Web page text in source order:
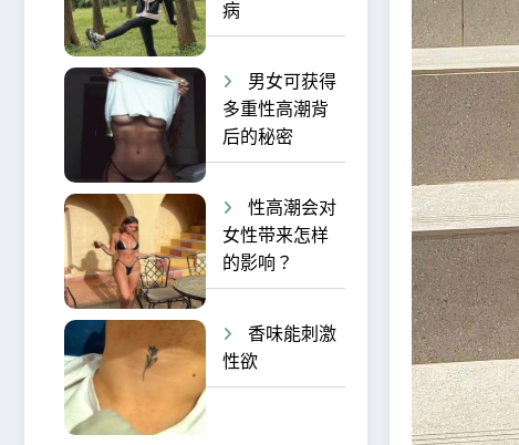
病
男女可获得
多重性高潮背
后的秘密
性高潮会对
女性带来怎样
的影响？
香味能刺激
性欲